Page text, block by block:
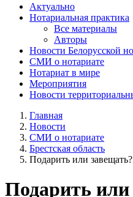
Актуально
Нотариальная практика
Все материалы
Авторы
Новости Белорусской
СМИ о нотариате
Нотариат в мире
Мероприятия
Новости
Главная
Новости
СМИ о нотариате
Брестская область
Подарить или завещать?
Подарить или